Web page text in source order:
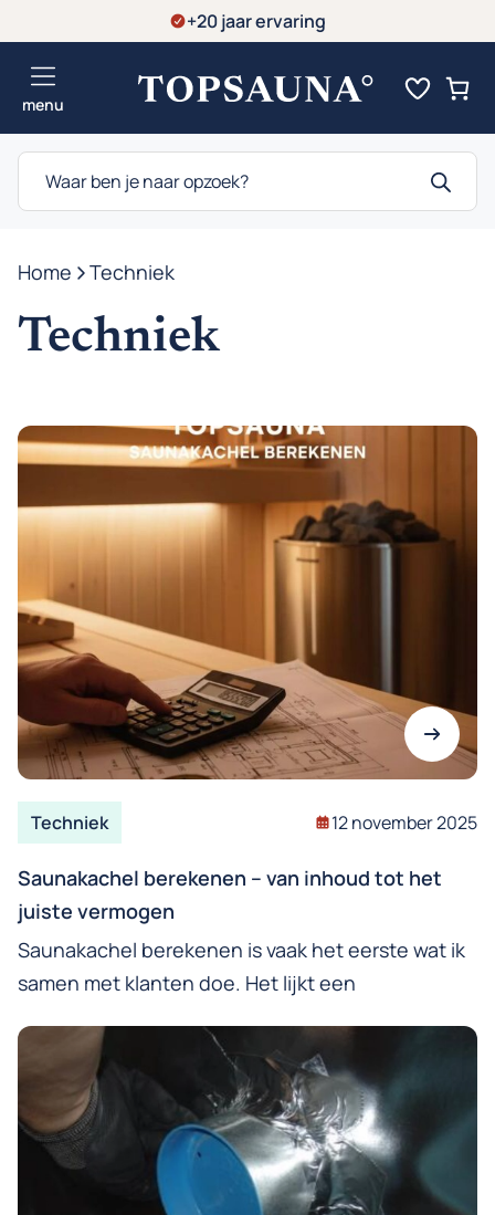
naar
inhoud
+20 jaar ervaring
menu
Producten
zoeken
Home -Techniek
Techniek
Techniek 12 november 2025
Saunakachel berekenen – van inhoud tot het
juiste vermogen
Saunakachel berekenen is vaak het eerste wat ik
samen met klanten doe. Het lijkt een